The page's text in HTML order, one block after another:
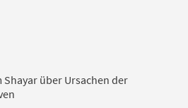
über Ursachen der